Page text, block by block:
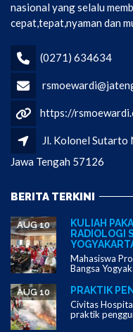
nasional yang selalu
cepat,tepat,nyaman dan
(0271) 634634
https://
Jl. Kolonel Sutarto
Jawa Tengah 57126
BERITA TERKINI
KULIAH
RADIOLOGI
AUG 10
Mahasiswa
Bangsa
PRAKTIK
AUG 10
Civitas
praktik